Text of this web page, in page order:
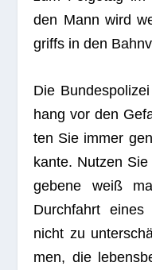
den Mann wird
griffs in den
Die
hang vor den
ten Sie immer
kante. Nut­zen
ge­bene weiß
Durch­fahrt
nicht zu
men, die